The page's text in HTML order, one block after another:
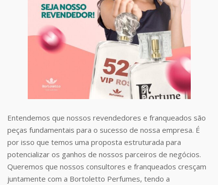
Entendemos que nossos revendedores e franqueados são
peças fundamentais para o sucesso de nossa empresa. É
por isso que temos uma proposta estruturada para
potencializar os ganhos de nossos parceiros de negócios.
Queremos que nossos consultores e franqueados cresçam
juntamente com a Bortoletto Perfumes, tendo a